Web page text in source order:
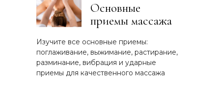
Основные
приемы массажа
Изучите все основные приемы:
поглаживание, выжимание, растирание,
разминание, вибрация и ударные
приемы для качественного массажа